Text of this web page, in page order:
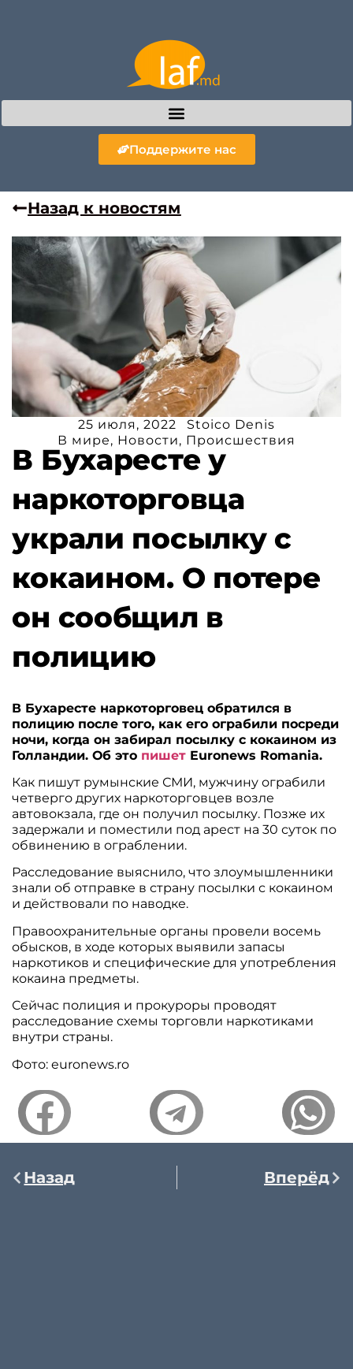
Поддержите нас
Назад к новостям
25 июля, 2022
Stoico Denis
В мире, Новости, Происшествия
В Бухаресте у
наркоторговца
украли посылку с
кокаином. О потере
он сообщил в
полицию
В Бухаресте наркоторговец обратился в
полицию после того, как его ограбили посреди
ночи, когда он забирал посылку с кокаином из
Голландии. Об это пишет Euronews Romania.
Как пишут румынские СМИ, мужчину ограбили
четверго других наркоторговцев возле
автовокзала, где он получил посылку. Позже их
задержали и поместили под арест на 30 суток по
обвинению в ограблении.
Расследование выяснило, что злоумышленники
знали об отправке в страну посылки с кокаином
и действовали по наводке.
Правоохранительные органы провели восемь
обысков, в ходе которых выявили запасы
наркотиков и специфические для употребления
кокаина предметы.
Сейчас полиция и прокуроры проводят
расследование схемы торговли наркотиками
внутри страны.
Фото: euronews.ro
Назад Вперёд